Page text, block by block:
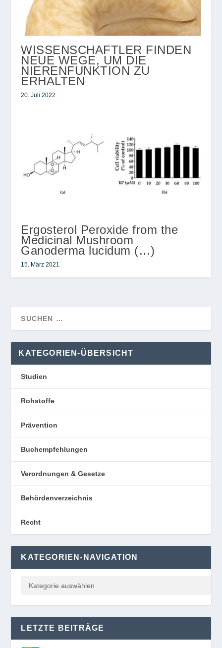
WISSENSCHAFTLER FINDEN
NEUE WEGE, UM DIE
NIERENFUNKTION ZU
ERHALTEN
20. Juli 2022
Ergosterol Peroxide from the
Medicinal Mushroom
Ganoderma lucidum (…)
15. März 2021
KATEGORIEN-ÜBERSICHT
Studien
Rohstoffe
Prävention
Buchempfehlungen
Verordnungen & Gesetze
Behördenverzeichnis
Recht
KATEGORIEN-NAVIGATION
LETZTE BEITRÄGE